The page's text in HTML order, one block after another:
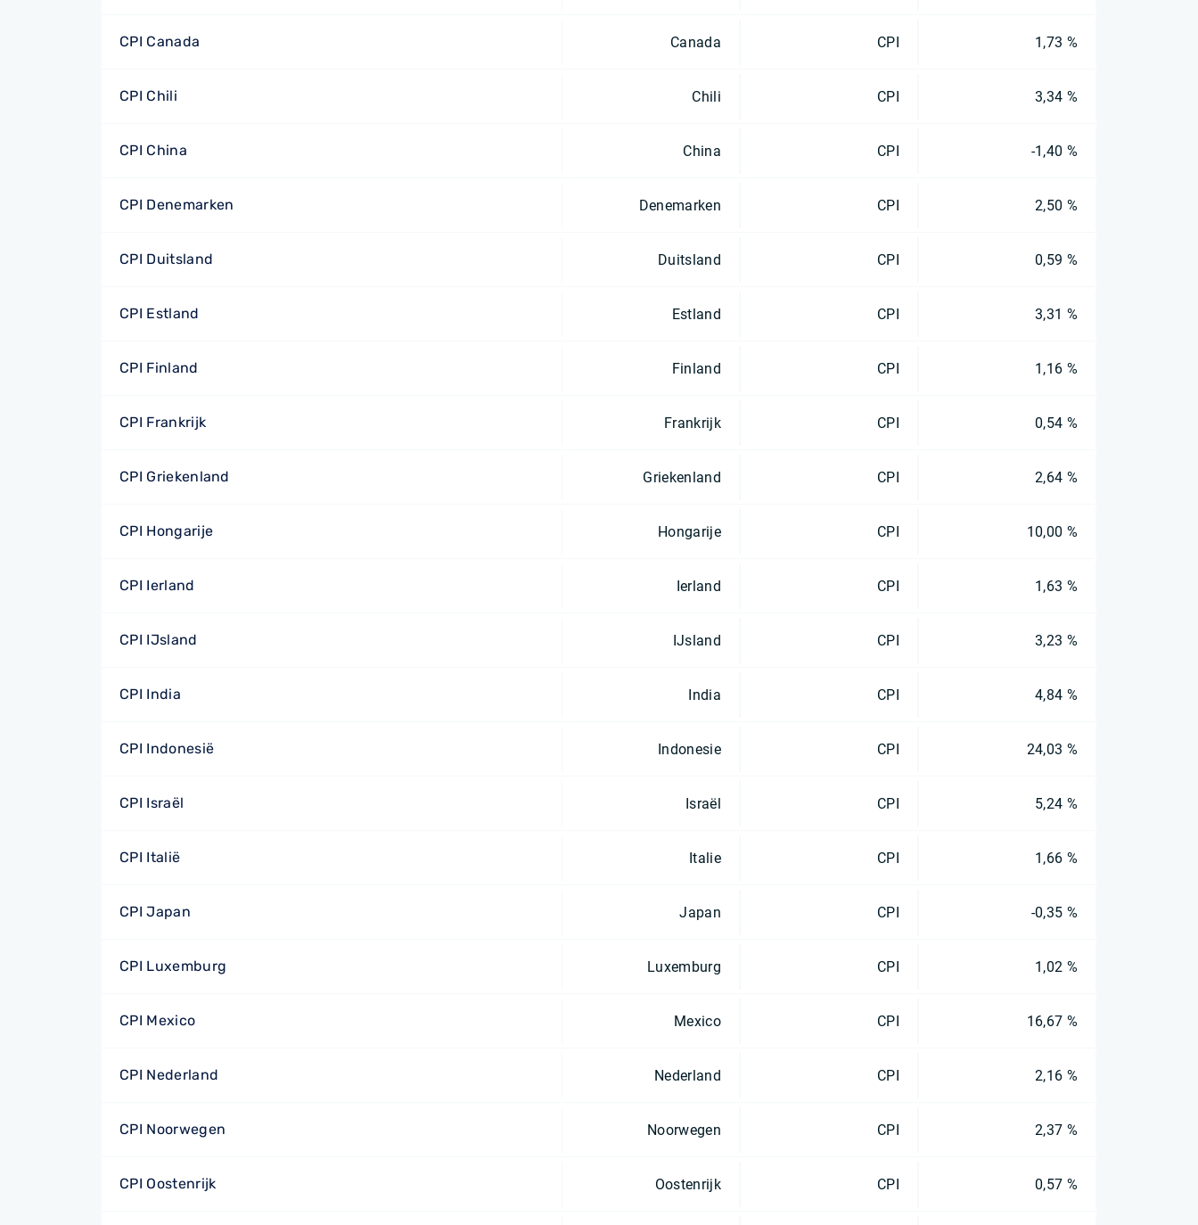
CPI Canada Canada CPI 1,73 %
CPI Chili Chili CPI 3,34 %
CPI China China CPI -1,40 %
CPI Denemarken Denemarken CPI 2,50 %
CPI Duitsland Duitsland CPI 0,59 %
CPI Estland Estland CPI 3,31 %
CPI Finland Finland CPI 1,16 %
CPI Frankrijk Frankrijk CPI 0,54 %
CPI Griekenland Griekenland CPI 2,64 %
CPI Hongarije Hongarije CPI 10,00 %
CPI Ierland Ierland CPI 1,63 %
CPI IJsland IJsland CPI 3,23 %
CPI India India CPI 4,84 %
CPI Indonesië Indonesie CPI 24,03 %
CPI Israël Israël CPI 5,24 %
CPI Italië Italie CPI 1,66 %
CPI Japan Japan CPI -0,35 %
CPI Luxemburg Luxemburg CPI 1,02 %
CPI Mexico Mexico CPI 16,67 %
CPI Nederland Nederland CPI 2,16 %
CPI Noorwegen Noorwegen CPI 2,37 %
CPI Oostenrijk Oostenrijk CPI 0,57 %